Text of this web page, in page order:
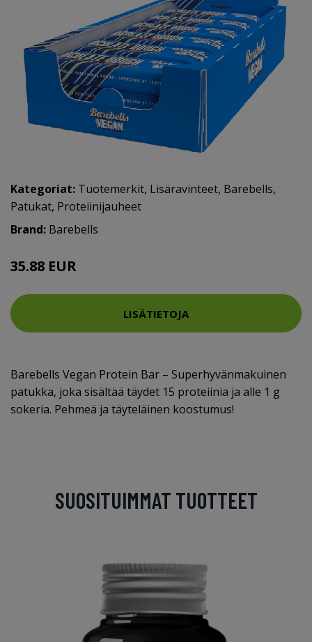
Kategoriat: Tuotemerkit, Lisäravinteet, Barebells,
Patukat, Proteiinijauheet
Brand: Barebells
35.88 EUR
LISÄTIETOJA
Barebells Vegan Protein Bar – Superhyvänmakuinen
patukka, joka sisältää täydet 15 proteiinia ja alle 1 g
sokeria. Pehmeä ja täyteläinen koostumus!
SUOSITUIMMAT TUOTTEET